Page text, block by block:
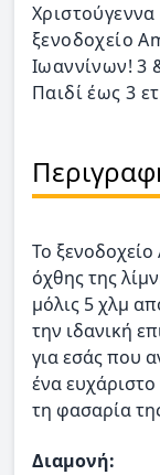
ξενοδοχείο
Ιωαννίνων! 3
Παιδί έως 3
Το
όχθης της
μόλις 5 χλμ
την ιδανική
για εσάς που
ένα
τη φασαρία
Διαμονή: